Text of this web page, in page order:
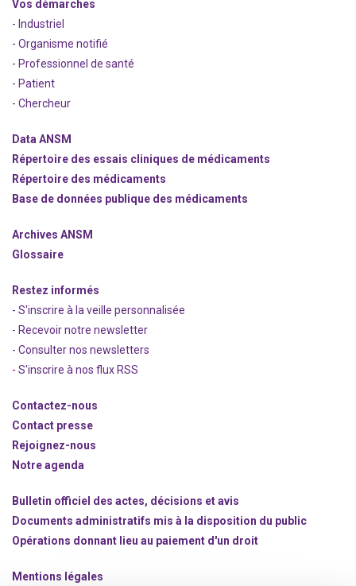
Vos démarches
- Industriel
- Organisme notifié
- Professionnel de santé
- Patient
- Chercheur
Data ANSM
Répertoire des essais cliniques de médicaments
Répertoire des médicaments
Base de données publique des médicaments
Archives ANSM
Glossaire
Restez informés
- S'inscrire à la veille personnalisée
- Recevoir notre newsletter
- Consulter nos newsletters
- S'inscrire à nos flux RSS
Contactez-nous
Contact presse
Rejoignez-nous
Notre agenda
Bulletin officiel des actes, décisions et avis
Documents administratifs mis à la disposition du public
Opérations donnant lieu au paiement d'un droit
Mentions légales